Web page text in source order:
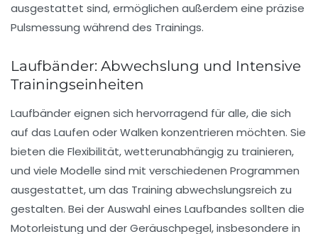
ausgestattet sind, ermöglichen außerdem eine präzise
Pulsmessung während des Trainings.
Laufbänder: Abwechslung und Intensive
Trainingseinheiten
Laufbändereignen sich hervorragend für alle, die sich
auf das Laufen oder Walken konzentrieren möchten. Sie
bieten die Flexibilität, wetterunabhängig zu trainieren,
und viele Modelle sind mit verschiedenen Programmen
ausgestattet, um das Training abwechslungsreich zu
gestalten. Bei der Auswahl eines Laufbandes sollten die
Motorleistung und der Geräuschpegel, insbesondere in